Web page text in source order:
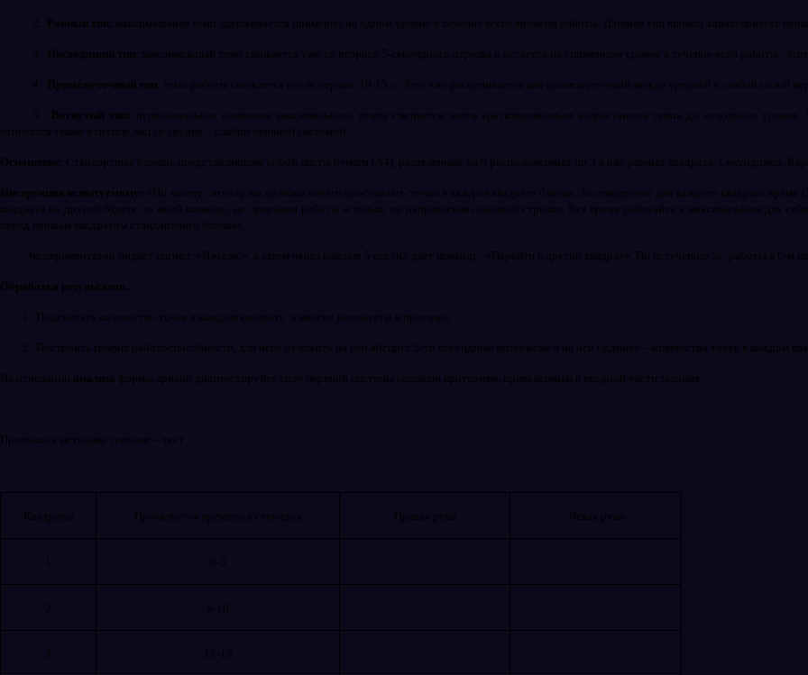
Ровный тип: максимальный темп удерживается примерно на одном уровне в течение всего времени работы. Данный тип кривой характеризует
3. Нисходящий тип: максимальный темп снижается уже со второго 5-секундного отрезка и остается на сниженном уровне в течение всей работы.
4. Промежуточный тип : темп работы снижается после первых 10-15 с. Этот тип расценивается как промежуточный между средней и слабой силой
5. Вогнутый тип:
первоначальное снижение максимального темпа сменяется затем кратковременным возрастанием темпа до исходного
относятся также к группе лиц со средне – слабой нервной системой.
Оснащение . Стандартные бланки, представляющие собой листы бумаги (А4), разделенные на 6 расположенных по 3 в ряд равных квадрата. Секундомер.
Инструкция испытуемому: «По моему сигналу вы должны начать проставлять точки в каждом квадрате бланка. За отведенное для каждого квадрата
квадрата на другой будете по моей команде, не прерывая работы и только по направлению часовой стрелки. Все время работайте в максимальном для
перед первым квадратом стандартного бланка».
Экспериментатор подает сигнал :»Начали!», а затем через каждые 5 секунд дает команду: «Перейти в другой квадрат». По истечению 5с. работы в 6-м
Обработка результатов.
1. Подсчитать количество точек в каждом квадрате и внести результаты в протокол.
Построить график работоспособности, для чего отложить на оси абсцисс 5-ти секундные интервалы и на оси ординат – количество точек в каждом
На основании анализа формы кривой диагностируйте силу нервной системы согласно критериям, приведенным в вводной части задания.
Протокол к методике теппинг – тест
Квадраты Промежуток времени в секундах Правая рука Левая рука
1 0-5
6-10
3 11-15